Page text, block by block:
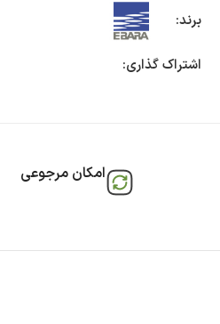
برند:
اشتراک گذاری:
امکان مرجوعی